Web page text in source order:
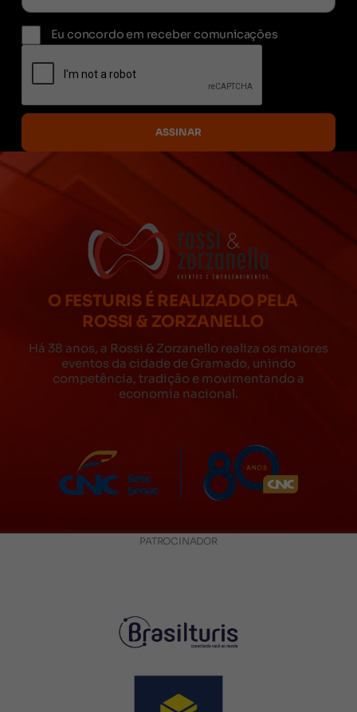
Eu concordo em receber comunicações
O FESTURIS É REALIZADO PELA
ROSSI & ZORZANELLO
Há 38 anos, a Rossi & Zorzanello realiza os maiores
eventos da cidade de Gramado, unindo
competência, tradição e movimentando a
economia nacional.
PATROCINADOR